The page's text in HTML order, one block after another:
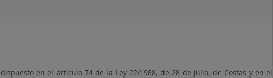
en el artículo 74 de la Ley 22/1988, de 28 de julio, de Costas y en el